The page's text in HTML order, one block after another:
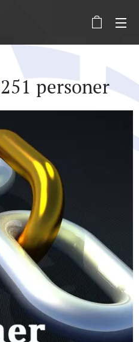
personer